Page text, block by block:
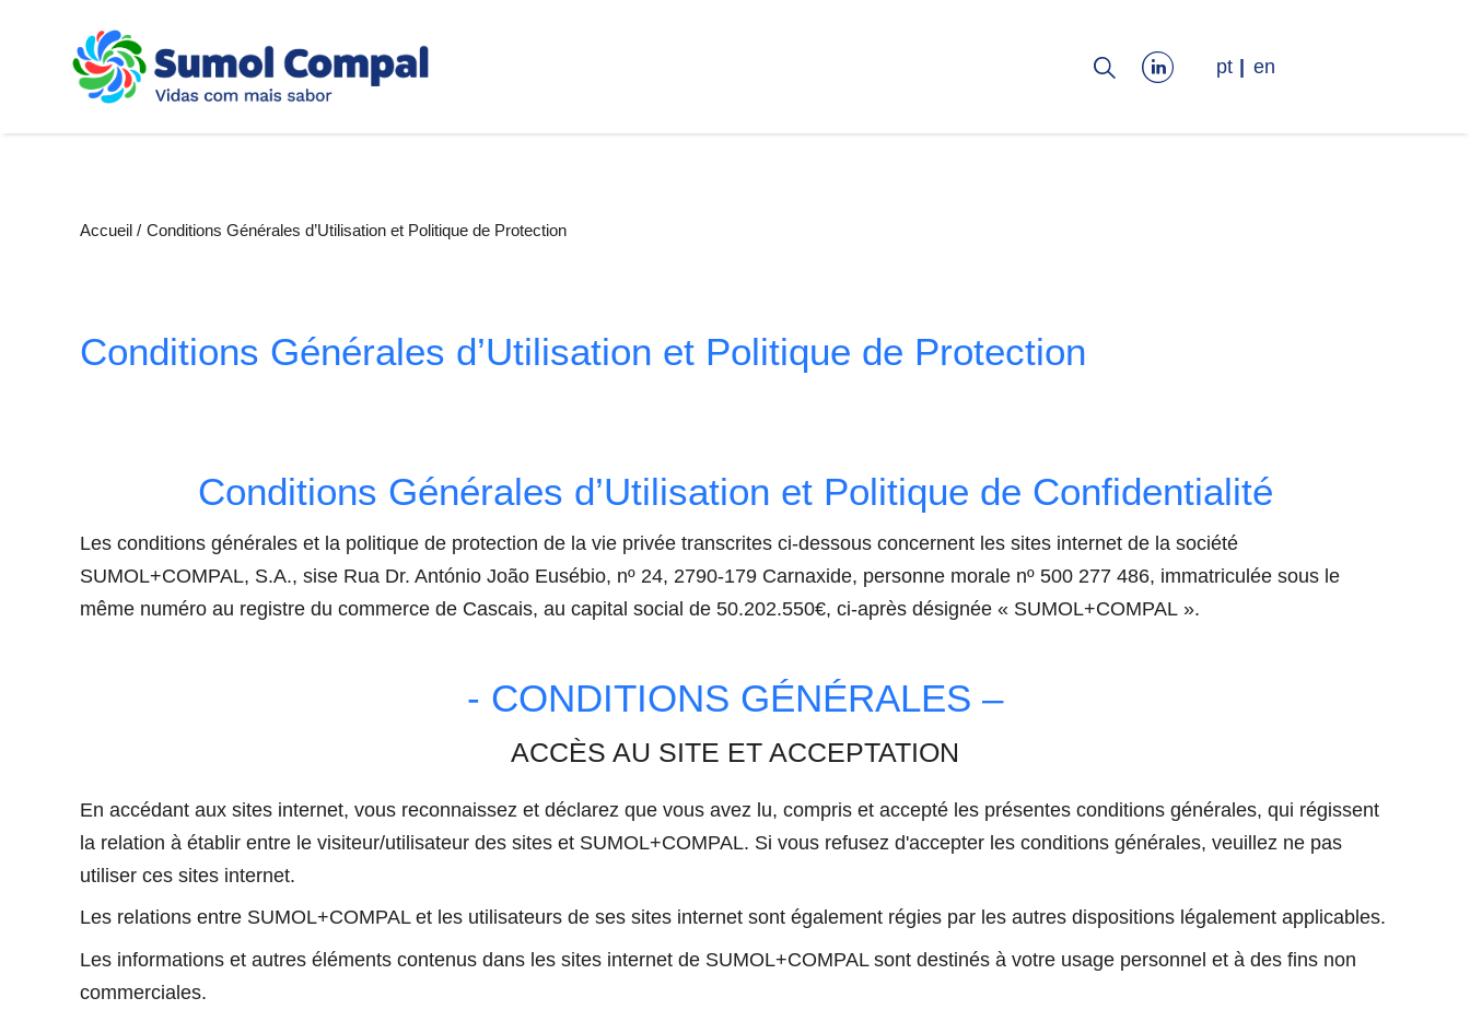
pt en
Accueil Conditions Générales d’Utilisation et Politique de Protection
Conditions Générales d’Utilisation et Politique de Protection
Conditions Générales d’Utilisation et Politique de Confidentialité
Les conditions générales et la politique de protection de la vie privée transcrites ci-dessous concernent les sites internet de la société
SUMOL+COMPAL, S.A., sise Rua Dr. António João Eusébio, nº 24, 2790-179 Carnaxide, personne morale nº 500 277 486, immatriculée sous le
même numéro au registre du commerce de Cascais, au capital social de 50.202.550€, ci-après désignée « SUMOL+COMPAL ».
- CONDITIONS GÉNÉRALES –
ACCÈS AU SITE ET ACCEPTATION
En accédant aux sites internet, vous reconnaissez et déclarez que vous avez lu, compris et accepté les présentes conditions générales, qui régissent
la relation à établir entre le visiteur/utilisateur des sites et SUMOL+COMPAL. Si vous refusez d'accepter les conditions générales, veuillez ne pas
utiliser ces sites internet.
Les relations entre SUMOL+COMPAL et les utilisateurs de ses sites internet sont également régies par les autres dispositions légalement applicables.
Les informations et autres éléments contenus dans les sites internet de SUMOL+COMPAL sont destinés à votre usage personnel et à des fins non
commerciales.